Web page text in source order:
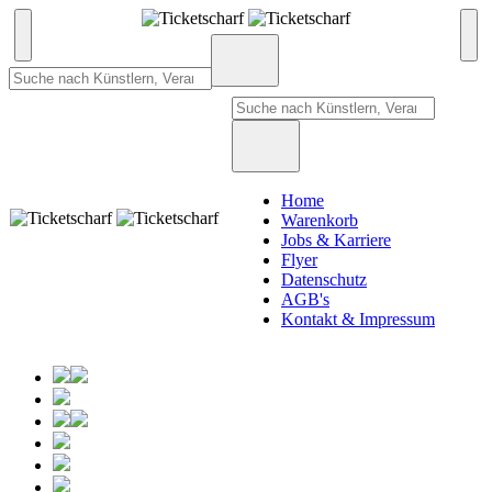
Home
Warenkorb
Jobs & Karriere
Flyer
Datenschutz
AGB's
Kontakt & Impressum